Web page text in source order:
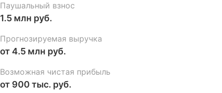
Паушальный взнос
1.5 млн руб.
Прогнозируемая выручка
от 4.5 млн руб.
Возможная чистая прибыль
от 900 тыс. руб.